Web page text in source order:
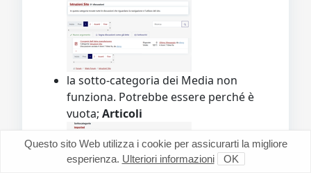
la sotto-categoria dei Media non
funziona. Potrebbe essere perché è
vuota; Articoli
Questo sito Web utilizza i cookie per assicurarti la migliore
esperienza. Ulteriori informazioni OK